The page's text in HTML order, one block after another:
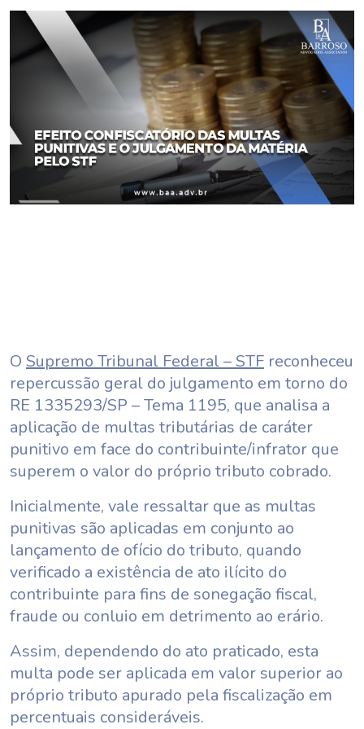
O Supremo Tribunal Federal – STF reconheceu
repercussão geral do julgamento em torno do
RE 1335293/SP – Tema 1195, que analisa a
aplicação de multas tributárias de caráter
punitivo em face do contribuinte/infrator que
superem o valor do próprio tributo cobrado.
Inicialmente, vale ressaltar que as multas
punitivas são aplicadas em conjunto ao
lançamento de ofício do tributo, quando
verificado a existência de ato ilícito do
contribuinte para fins de sonegação fiscal,
fraude ou conluio em detrimento ao erário.
Assim, dependendo do ato praticado, esta
multa pode ser aplicada em valor superior ao
próprio tributo apurado pela fiscalização em
percentuais consideráveis.